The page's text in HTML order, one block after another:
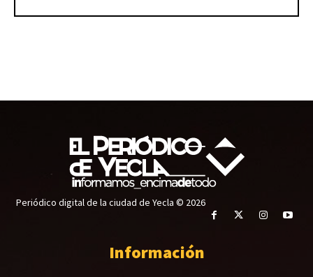
Periódico digital de la ciudad de Yecla © 2026
Información